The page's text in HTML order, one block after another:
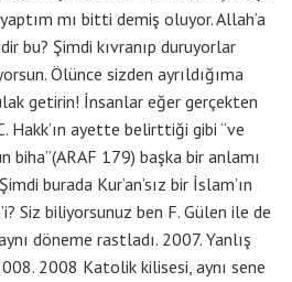
mı bitti demiş oluyor. Allah’a
bu? Şimdi kıvranıp duruyorlar
Ölünce sizden ayrıldığıma
getirin! İnsanlar eğer gerçekten
Hakk’ın ayette belirttiği gibi “ve
biha”(ARAF 179) başka bir anlamı
burada Kur’an’sız bir İslam’ın
Siz biliyorsunuz ben F. Gülen ile de
döneme rastladı. 2007. Yanlış
2008 Katolik kilisesi, aynı sene